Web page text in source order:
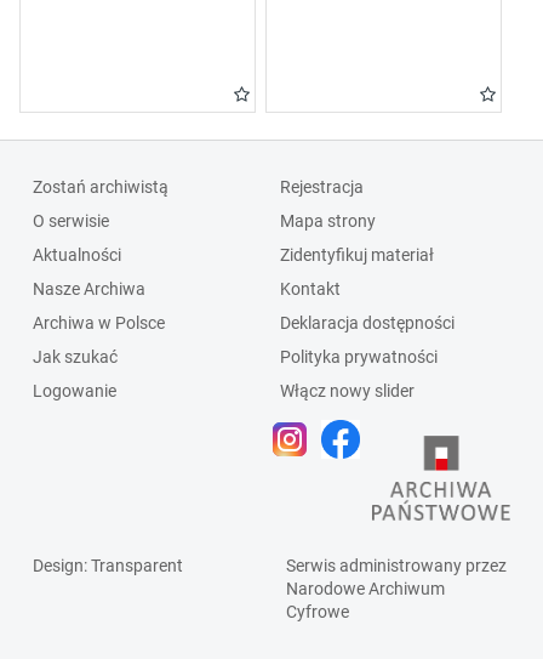
Zostań archiwistą
O serwisie
Aktualności
Nasze Archiwa
Archiwa w Polsce
Jak szukać
Logowanie
Rejestracja
Mapa strony
Zidentyfikuj materiał
Kontakt
Deklaracja dostępności
Polityka prywatności
Włącz nowy slider
Design: Transparent
Serwis administrowany przez
Narodowe Archiwum
Cyfrowe